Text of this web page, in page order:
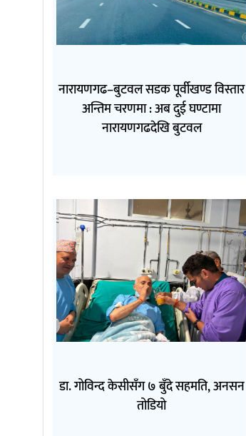
नारायणगढ–बुटवल सडक पूर्वीखण्ड विस्तार
अन्तिम चरणमा : अब दुई घण्टामा
नारायणगढदेखि बुटवल
डा. गोविन्द केसीसँग ७ बुँदे सहमति, अनसन
तोडियो